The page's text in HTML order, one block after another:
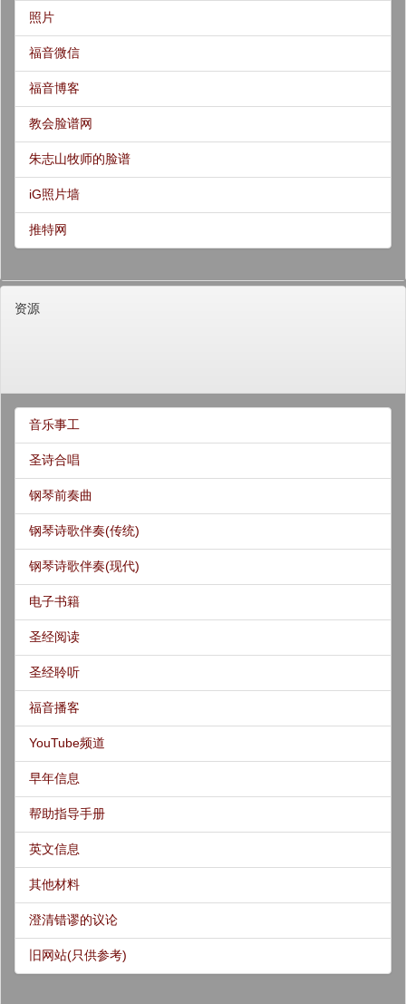
照片
福音微信
福音博客
教会脸谱网
朱志山牧师的脸谱
iG照片墙
推特网
资源
音乐事工
圣诗合唱
钢琴前奏曲
钢琴诗歌伴奏(传统)
钢琴诗歌伴奏(现代)
电子书籍
圣经阅读
圣经聆听
福音播客
YouTube频道
早年信息
帮助指导手册
英文信息
其他材料
澄清错谬的议论
旧网站(只供参考)